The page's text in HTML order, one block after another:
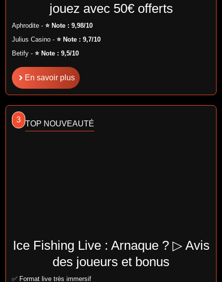
jouez avec 50€ offerts
Aphrodite -⭐ Note : 9,98/10
Julius Casino -⭐ Note : 9,7/10
Betify -⭐ Note : 9,5/10
En savoir plus
3 TOP NOUVEAUTÉ
Ice Fishing Live : Arnaque ? ▷ Avis
des joueurs et bonus
✅ Format live très immersif